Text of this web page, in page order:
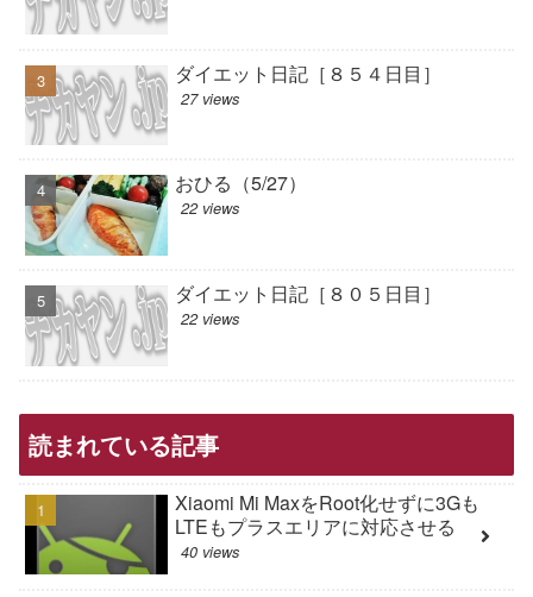
ダイエット日記［８５４日目］
27 views
おひる（5/27）
22 views
ダイエット日記［８０５日目］
22 views
読まれている記事
Xiaomi Mi MaxをRoot化せずに3Gも
LTEもプラスエリアに対応させる
40 views